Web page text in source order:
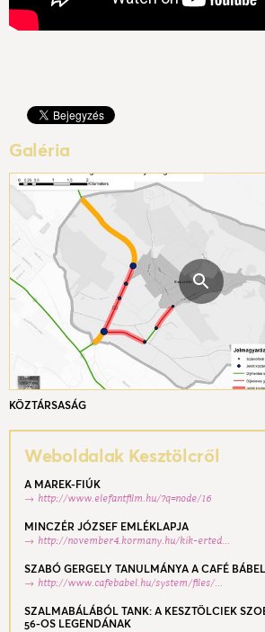
Galéria
KÖZTÁRSASÁG
Weboldalak Kesztölcről
A MAREK-FIÚK
http://www.elefantfilm.hu/?q=node/16
MINCZÉR JÓZSEF EMLÉKLAPJA
http://november4.kormany.hu/kik-erted...
SZABÓ GERGELY TANULMÁNYA A CAFÉ
http://www.cafebabel.hu/system/files/...
SZALMABÁLÁBÓL TANK: A KESZTÖLCIEK
56-OS LEGENDÁNAK